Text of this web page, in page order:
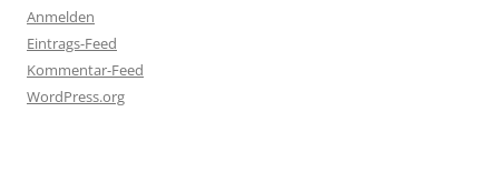
Anmelden
Eintrags-Feed
Kommentar-Feed
WordPress.org